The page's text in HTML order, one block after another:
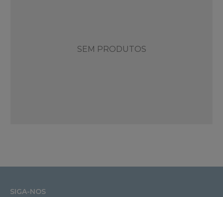
SEM PRODUTOS
SIGA-NOS